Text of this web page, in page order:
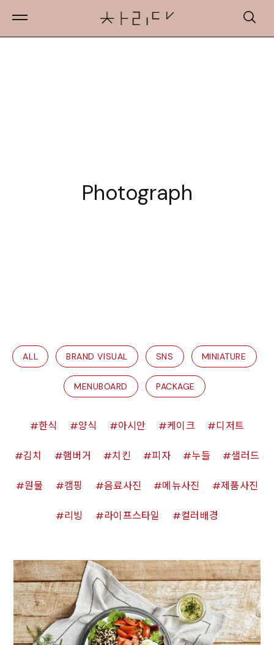
ALL BRAND VISUAL SNS MINIATURE
MENUBOARD PACKAGE
한식 양식 아시안 케이크 디저트
김치 햄버거 치킨 피자 누들 샐러드
원물 캠핑 음료사진 메뉴사진 제품사진
리빙 라이프스타일 컬러배경